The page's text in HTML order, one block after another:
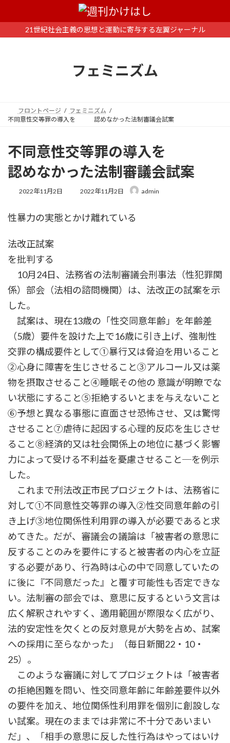
ン
ー
21世紀社会主義の思想と運動に寄与する左翼ジャーナル
フェミニズム
フロントページ
フェミニズム
不同意性交等罪の導入を 認めなかった法制審議会試案
不同意性交等罪の導入を
認めなかった法制審議会試案
2022年11月2日
最
新
2022年11月2日 admin
性暴力の実態とかけ離れている
法改正試案
を批判する
10月24日、法務省の法制審議会刑事法（性犯罪関
係）部会（法相の諮問機関）は、法改正の試案を示
した。
試案は、現在13歳の「性交同意年齢」を年齢差
（5歳）要件を設けた上で16歳に引き上げ、強制性
交罪の構成要件として①暴行又は脅迫を用いること
②心身に障害を生じさせること③アルコール又は薬
物を摂取させること④睡眠その他の 意識が明瞭でな
い状態にすること⑤拒絶するいとまを与えないこと
⑥予想と異なる事態に直面させ恐怖させ、又は驚愕
させること⑦虐待に起因する心理的反応を生じさせ
ること⑧経済的又は社会関係上の地位に基づく影響
力によって受ける不利益を憂慮させること─を例示
した。
これまで刑法改正市民プロジェクトは、法務省に
対して①不同意性交等罪の導入②性交同意年齢の引
き上げ③地位関係性利用罪の導入が必要であると求
めてきた。だが、審議会の議論は「被害者の意思に
反することのみを要件にすると被害者の内心を立証
する必要があり、行為時は心の中で同意していたの
に後に『不同意だった』と覆す可能性も否定できな
い。法制審の部会では、意思に反するという文言は
広く解釈されやすく、適用範囲が際限なく広がり、
法的安定性を欠くとの反対意見が大勢を占め、試案
への採用に至らなかった」（毎日新聞22・10・
25）。
このような審議に対してプロジェクトは「被害者
の拒絶困難を問い、性交同意年齢に年齢差要件以外
の要件を加え、地位関係性利用罪を個別に創設しな
い試案。現在のままでは非常に不十分であいまい
だ」、「相手の意思に反した性行為はやってはいけ